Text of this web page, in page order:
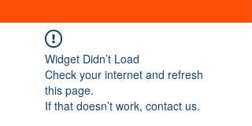
Widget Didn’t Load
Check your internet and refresh
this page.
If that doesn’t work, contact us.